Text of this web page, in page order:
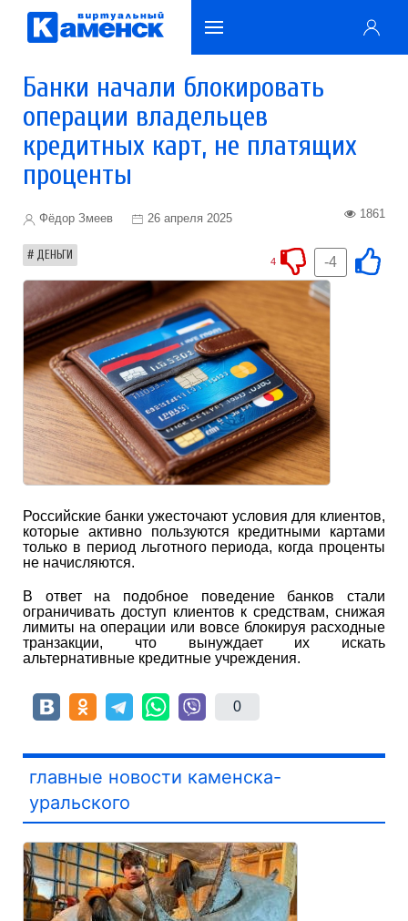
Банки начали блокировать
операции владельцев
кредитных карт, не платящих
проценты
Фёдор Змеев 26 апреля 2025 1861
ДЕНЬГИ -4
4
Российские банки ужесточают условия для клиентов,
которые активно пользуются кредитными картами
только в период льготного периода, когда проценты
не начисляются.
В ответ на подобное поведение банков стали
ограничивать доступ клиентов к средствам, снижая
лимиты на операции или вовсе блокируя расходные
транзакции, что вынуждает их искать
альтернативные кредитные учреждения.
0
главные новости каменска-
уральского